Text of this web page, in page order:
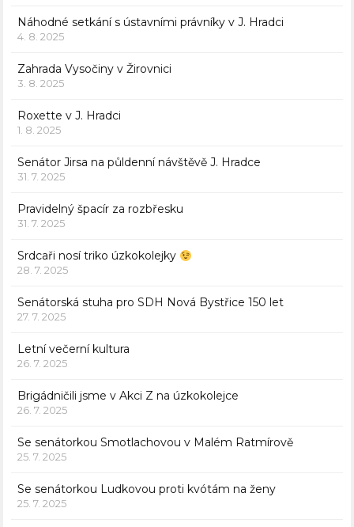
Náhodné setkání s ústavními právníky v J. Hradci
4. 8. 2025
Zahrada Vysočiny v Žirovnici
3. 8. 2025
Roxette v J. Hradci
1. 8. 2025
Senátor Jirsa na půldenní návštěvě J. Hradce
31. 7. 2025
Pravidelný špacír za rozbřesku
31. 7. 2025
Srdcaři nosí triko úzkokolejky
28. 7. 2025
Senátorská stuha pro SDH Nová Bystřice 150 let
27. 7. 2025
Letní večerní kultura
26. 7. 2025
Brigádničili jsme v Akci Z na úzkokolejce
26. 7. 2025
Se senátorkou Smotlachovou v Malém Ratmírově
25. 7. 2025
Se senátorkou Ludkovou proti kvótám na ženy
25. 7. 2025